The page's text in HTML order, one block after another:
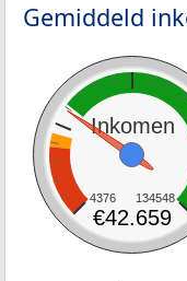
Gemiddeld
Inkomen
4376 134548
€42.659